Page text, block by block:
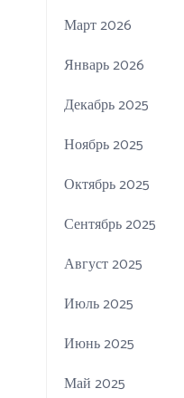
Март 2026
Январь 2026
Декабрь 2025
Ноябрь 2025
Октябрь 2025
Сентябрь 2025
Август 2025
Июль 2025
Июнь 2025
Май 2025